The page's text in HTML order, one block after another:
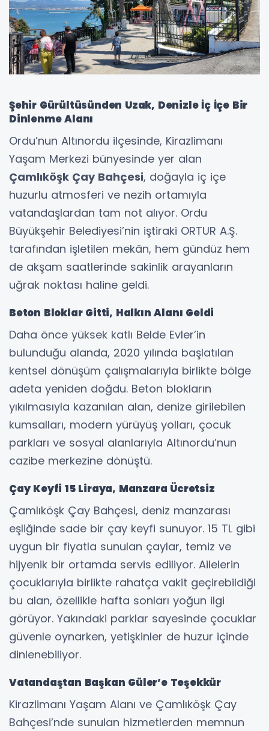
Şehir Gürültüsünden Uzak, Denizle İç İçe Bir
Dinlenme Alanı
Ordu’nun Altınordu ilçesinde, Kirazlimanı
Yaşam Merkezi bünyesinde yer alan
Çamlıköşk Çay Bahçesi, doğayla iç içe
huzurlu atmosferi ve nezih ortamıyla
vatandaşlardan tam not alıyor. Ordu
Büyükşehir Belediyesi’nin iştiraki ORTUR A.Ş.
tarafından işletilen mekân, hem gündüz hem
de akşam saatlerinde sakinlik arayanların
uğrak noktası haline geldi.
Beton Bloklar Gitti, Halkın Alanı Geldi
Daha önce yüksek katlı Belde Evler’in
bulunduğu alanda, 2020 yılında başlatılan
kentsel dönüşüm çalışmalarıyla birlikte bölge
adeta yeniden doğdu. Beton blokların
yıkılmasıyla kazanılan alan, denize girilebilen
kumsalları, modern yürüyüş yolları, çocuk
parkları ve sosyal alanlarıyla Altınordu’nun
cazibe merkezine dönüştü.
Çay Keyfi 15 Liraya, Manzara Ücretsiz
Çamlıköşk Çay Bahçesi, deniz manzarası
eşliğinde sade bir çay keyfi sunuyor. 15 TL gibi
uygun bir fiyatla sunulan çaylar, temiz ve
hijyenik bir ortamda servis ediliyor. Ailelerin
çocuklarıyla birlikte rahatça vakit geçirebildiği
bu alan, özellikle hafta sonları yoğun ilgi
görüyor. Yakındaki parklar sayesinde çocuklar
güvenle oynarken, yetişkinler de huzur içinde
dinlenebiliyor.
Vatandaştan Başkan Güler’e Teşekkür
Kirazlimanı Yaşam Alanı ve Çamlıköşk Çay
Bahçesi’nde sunulan hizmetlerden memnun